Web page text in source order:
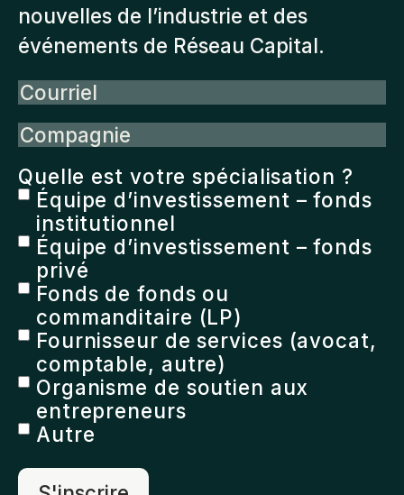
nouvelles de l’industrie et des
événements de Réseau Capital.
Courriel
Compagnie
Quelle est votre spécialisation ?
Équipe d’investissement – fonds
institutionnel
Équipe d’investissement – fonds
privé
Fonds de fonds ou
commanditaire (LP)
Fournisseur de services (avocat,
comptable, autre)
Organisme de soutien aux
entrepreneurs
Autre